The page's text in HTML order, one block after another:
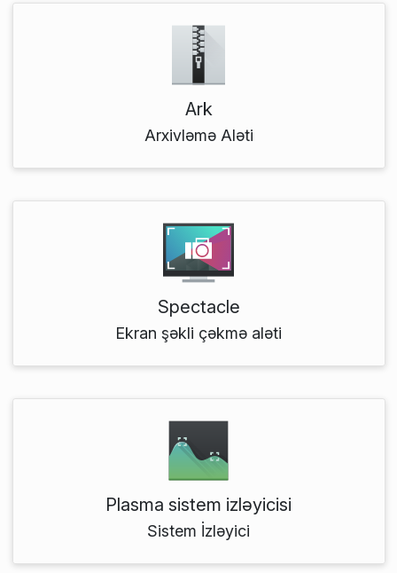
Ark
Arxivləmə Aləti
Spectacle
Ekran şəkli çəkmə aləti
Plasma sistem izləyicisi
Sistem İzləyici